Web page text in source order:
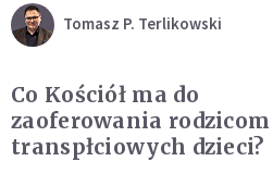
Tomasz P. Terlikowski
Co Kościół ma do
zaoferowania rodzicom
transpłciowych dzieci?